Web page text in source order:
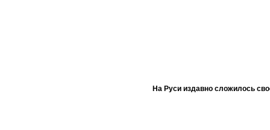
На Руси издавно сложилось